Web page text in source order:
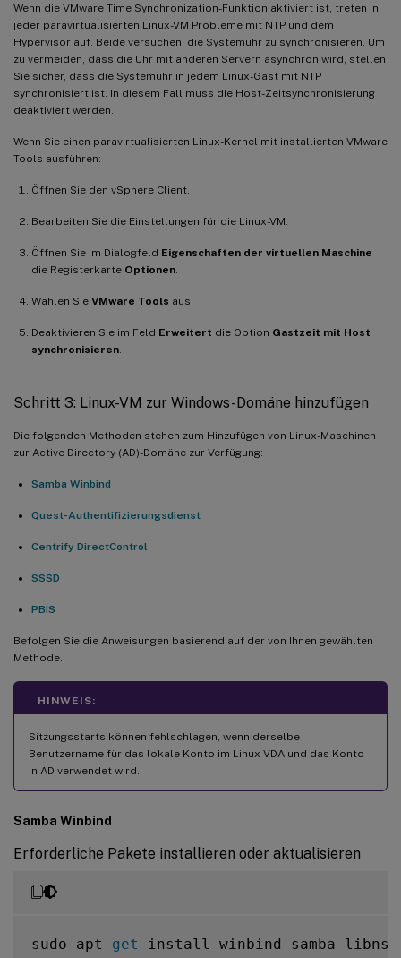
Wenn die VMware Time Synchronization-Funktion aktiviert ist, treten in
jeder paravirtualisierten Linux-VM Probleme mit NTP und dem
Hypervisor auf. Beide versuchen, die Systemuhr zu synchronisieren. Um
zu vermeiden, dass die Uhr mit anderen Servern asynchron wird, stellen
Sie sicher, dass die Systemuhr in jedem Linux-Gast mit NTP
synchronisiert ist. In diesem Fall muss die Host-Zeitsynchronisierung
deaktiviert werden.
Wenn Sie einen paravirtualisierten Linux-Kernel mit installierten VMware
Tools ausführen:
Öffnen Sie den vSphere Client.
Bearbeiten Sie die Einstellungen für die Linux-VM.
Öffnen Sie im Dialogfeld Eigenschaften der virtuellen Maschine
die Registerkarte Optionen
Wählen Sie VMware Tools aus.
Deaktivieren Sie im Feld Erweitert die Option Gastzeit mit Host
synchronisieren
Schritt 3: Linux-VM zur Windows-Domäne hinzufügen
Die folgenden Methoden stehen zum Hinzufügen von Linux-Maschinen
zur Active Directory (AD)-Domäne zur Verfügung:
Samba Winbind
Quest-Authentifizierungsdienst
Centrify DirectControl
SSSD
PBIS
Befolgen Sie die Anweisungen basierend auf der von Ihnen gewählten
Methode.
HINWEIS:
Sitzungsstarts können fehlschlagen, wenn derselbe
Benutzername für das lokale Konto im Linux VDA und das Konto
in AD verwendet wird.
Samba Winbind
Erforderliche Pakete installieren oder aktualisieren
sudo apt - get install winbind samba libnss